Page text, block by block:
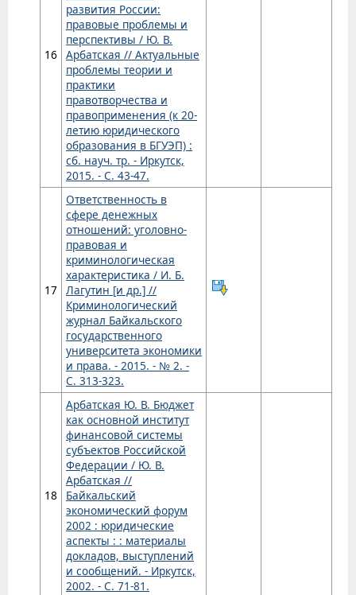
16
развития России:
правовые проблемы и
перспективы / Ю. В.
Арбатская // Актуальные
проблемы теории и
практики
правотворчества и
правоприменения (к 20-
летию юридического
образования в БГУЭП) :
сб. науч. тр. - Иркутск,
2015. - С. 43-47.
17
Ответственность в
сфере денежных
отношений: уголовно-
правовая и
криминологическая
характеристика / И. Б.
Лагутин [и др.] //
Криминологический
журнал Байкальского
государственного
университета экономики
и права. - 2015. - № 2. -
С. 313-323.
18
Арбатская Ю. В. Бюджет
как основной институт
финансовой системы
субъектов Российской
Федерации / Ю. В.
Арбатская //
Байкальский
экономический форум
2002 : юридические
аспекты : : материалы
докладов, выступлений
и сообщений. - Иркутск,
2002. - С. 71-81.